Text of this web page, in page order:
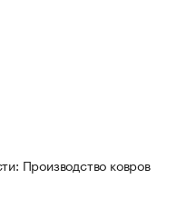
Производство ковров